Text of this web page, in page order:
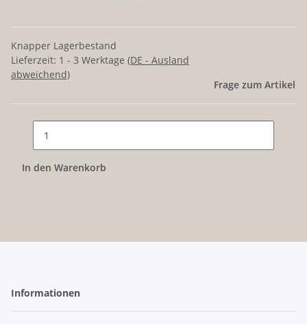
Knapper Lagerbestand
Lieferzeit: 1 - 3 Werktage (DE - Ausland
abweichend)
Frage zum Artikel
In den Warenkorb
Informationen